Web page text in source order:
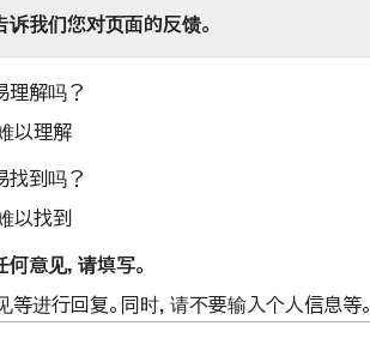
诉我们您对页面的反馈。
理解吗？
以理解
找到吗？
以找到
意见，请填写。
进行回复。同时，请不要输入个人信息等。